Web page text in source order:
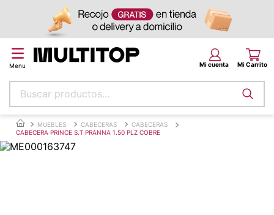
Buscar productos...
MUEBLES CABECERAS
CABECERAS
CABECERA PRINCE S.T PRANNA 1.50 PLZ COBRE
Términos más buscados
papel tapiz